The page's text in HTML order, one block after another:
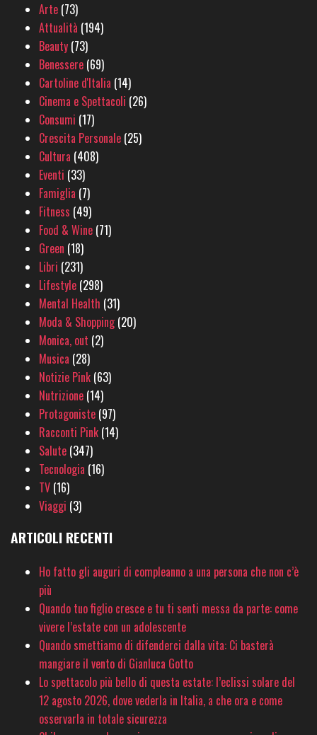
Arte (73)
Attualità (194)
Beauty (73)
Benessere (69)
Cartoline d'Italia (14)
Cinema e Spettacoli (26)
Consumi (17)
Crescita Personale (25)
Cultura (408)
Eventi (33)
Famiglia (7)
Fitness (49)
Food & Wine (71)
Green (18)
Libri (231)
Lifestyle (298)
Mental Health (31)
Moda & Shopping(20)
Monica, out (2)
Musica (28)
Notizie Pink (63)
Nutrizione (14)
Protagoniste (97)
Racconti Pink (14)
Salute (347)
Tecnologia (16)
TV (16)
Viaggi (3)
ARTICOLI RECENTI
Ho fatto gli auguri di compleanno a una persona che non c’è
più
Quando tuo figlio cresce e tu ti senti messa da parte: come
vivere l’estate con un adolescente
Quando smettiamo di difenderci dalla vita: Ci basterà
mangiare il vento di Gianluca Gotto
Lo spettacolo più bello di questa estate: l’eclissi solare del
12 agosto 2026, dove vederla in Italia, a che ora e come
osservarla in totale sicurezza